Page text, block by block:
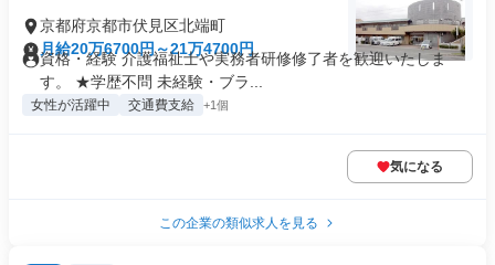
京都府京都市伏見区北端町
月給20万6700円～21万4700円
資格・経験 介護福祉士や実務者研修修了者を歓迎いたしま
す。 ★学歴不問 未経験・ブラ...
女性が活躍中 交通費支給 +1個
気になる
この企業の類似求人を見る